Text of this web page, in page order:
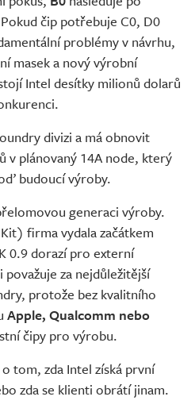
čip potřebuje C0, D0
problémy v návrhu,
masek a nový výrobní
Intel desítky milionů dolarů
divizi a má obnovit
v plánovaný 14A node, který
budoucí výroby.
generaci výroby.
firma vydala začátkem
0.9 dorazí pro externí
považuje za nejdůležitější
protože bez kvalitního
Apple, Qualcomm nebo
čipy pro výrobu.
tom, zda Intel získá první
zda se klienti obrátí jinam.